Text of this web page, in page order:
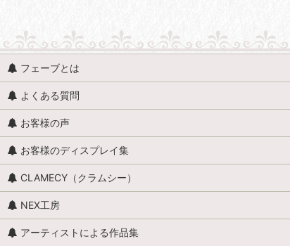
動物 (すべての商品を表示)
魚、イルカ、くじら、サメ
馬（うま）
牛
昆虫・爬虫類・両生類
フェーブとは
よくある質問
お客様の声
お客様のディスプレイ集
CLAMECY（クラムシー）
NEX工房
アーティストによる作品集